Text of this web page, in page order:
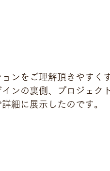
ンをご理解頂きやすく
ンの裏側、プロジェク
細に展示したのです。